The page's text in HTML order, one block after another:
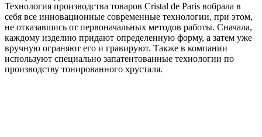
Технология производства товаров Cristal de Paris вобрала в
себя все инновационные современные технологии, при этом,
не отказавшись от первоначальных методов работы. Сначала,
каждому изделию придают определенную форму, а затем уже
вручную ограняют его и гравируют. Также в компании
используют специально запатентованные технологии по
производству тонированного хрусталя.